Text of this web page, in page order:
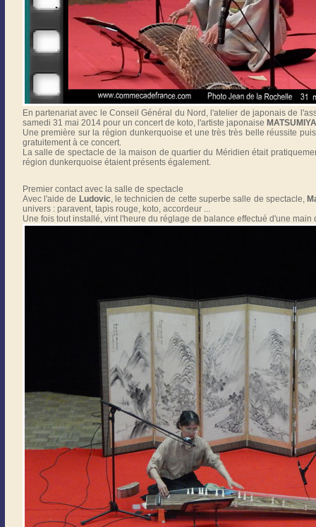
En partenariat avec le Conseil Général du Nord, l'atelier de japonais de
samedi 31 mai 2014 pour un concert de koto, l'artiste japonaise
Une première sur la région dunkerquoise et une très très belle réussite
gratuitement à ce concert.
La salle de spectacle de la maison de quartier du Méridien était
région dunkerquoise étaient présents également.
Premier contact avec la salle de spectacle
Avec l'aide de Ludovic, le technicien de cette superbe salle de spectacle,
univers : paravent, tapis rouge, koto, accordeur ...
Une fois tout installé, vint l'heure du réglage de balance effectué d'une main